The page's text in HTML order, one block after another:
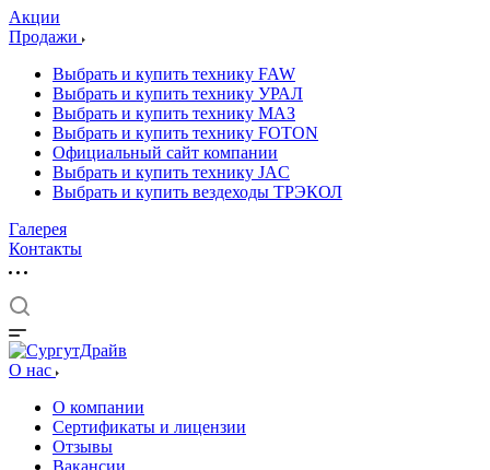
Акции
Продажи
Выбрать и купить технику FAW
Выбрать и купить технику УРАЛ
Выбрать и купить технику МАЗ
Выбрать и купить технику FOTON
Официальный сайт компании
Выбрать и купить технику JAC
Выбрать и купить вездеходы ТРЭКОЛ
Галерея
Контакты
О нас
О компании
Сертификаты и лицензии
Отзывы
Вакансии